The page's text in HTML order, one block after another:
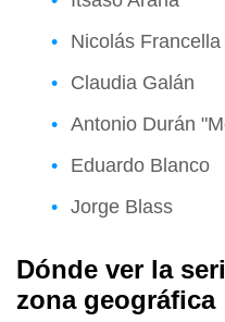
Nicolás Francella
Claudia Galán
Antonio Durán
Eduardo Blanco
Jorge Blass
Dónde ver la
zona geográfica